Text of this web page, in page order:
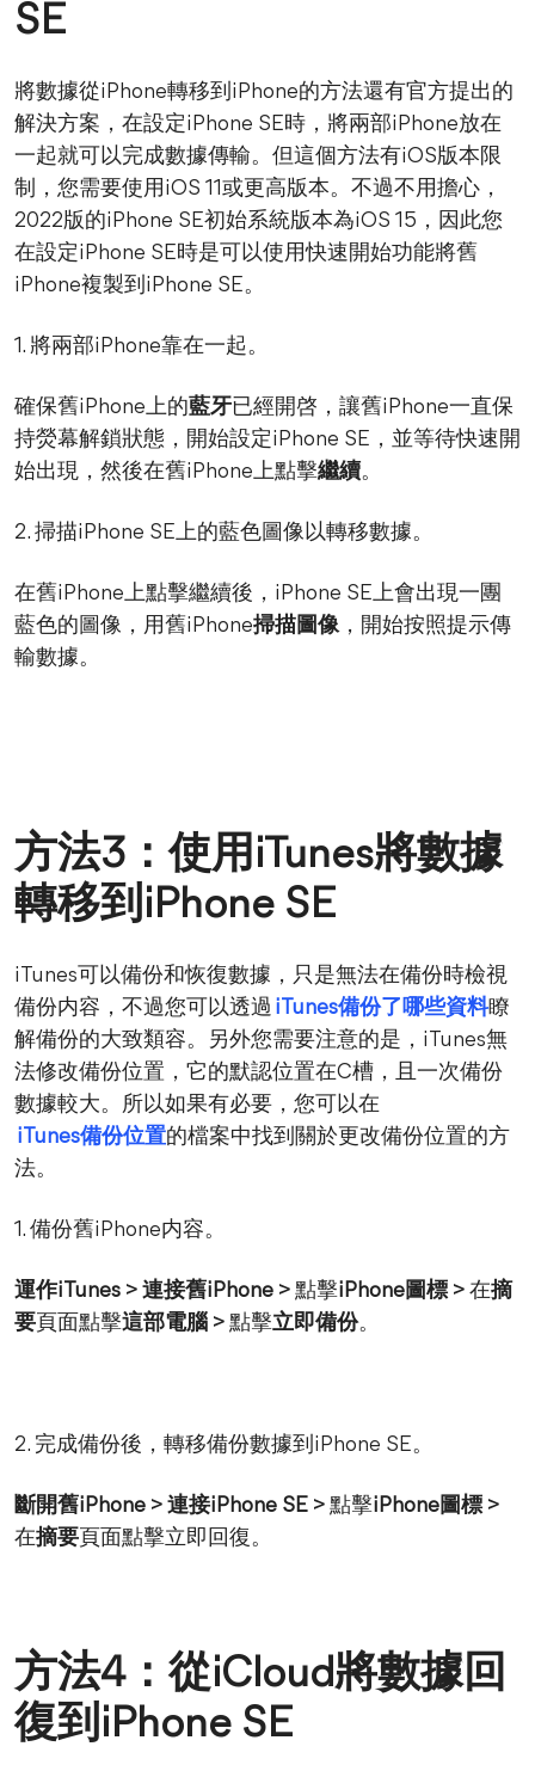
SE
將數據從iPhone轉移到iPhone的方法還有官方提出的
解決方案，在設定iPhone SE時，將兩部iPhone放在
一起就可以完成數據傳輸。但這個方法有iOS版本限
制，您需要使用iOS 11或更高版本。不過不用擔心，
2022版的iPhone SE初始系統版本為iOS 15，因此您
在設定iPhone SE時是可以使用快速開始功能將舊
iPhone複製到iPhone SE。
1. 將兩部iPhone靠在一起。
確保舊iPhone上的藍牙已經開啓，讓舊iPhone一直保
持熒幕解鎖狀態，開始設定iPhone SE，並等待快速開
始出現，然後在舊iPhone上點擊繼續。
2. 掃描iPhone SE上的藍色圖像以轉移數據。
在舊iPhone上點擊繼續後，iPhone SE上會出現一團
藍色的圖像，用舊iPhone掃描圖像，開始按照提示傳
輸數據。
方法3：使用iTunes將數據
轉移到iPhone SE
iTunes可以備份和恢復數據，只是無法在備份時檢視
備份内容，不過您可以透過 iTunes備份了哪些資料瞭
解備份的大致類容。另外您需要注意的是，iTunes無
法修改備份位置，它的默認位置在C槽，且一次備份
數據較大。所以如果有必要，您可以在
iTunes備份位置的檔案中找到關於更改備份位置的方
法。
1. 備份舊iPhone内容。
運作iTunes > 連接舊iPhone > 點擊iPhone圖標 > 在摘
要頁面點擊這部電腦 > 點擊立即備份。
2. 完成備份後，轉移備份數據到iPhone SE。
斷開舊iPhone > 連接iPhone SE > 點擊iPhone圖標 >
在摘要頁面點擊立即回復。
方法4：從iCloud將數據回
復到iPhone SE